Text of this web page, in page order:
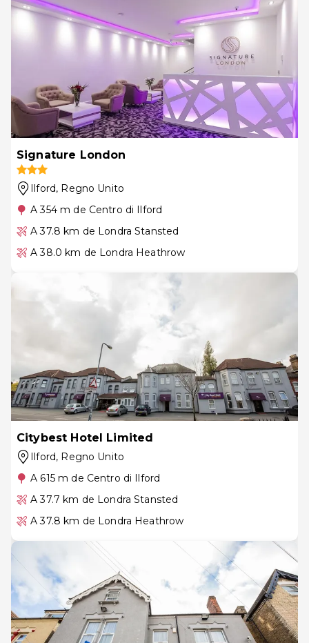
Signature London
Ilford, Regno Unito
A 354 m de Centro di Ilford
A 37.8 km de Londra Stansted
A 38.0 km de Londra Heathrow
Citybest Hotel Limited
Ilford, Regno Unito
A 615 m de Centro di Ilford
A 37.7 km de Londra Stansted
A 37.8 km de Londra Heathrow